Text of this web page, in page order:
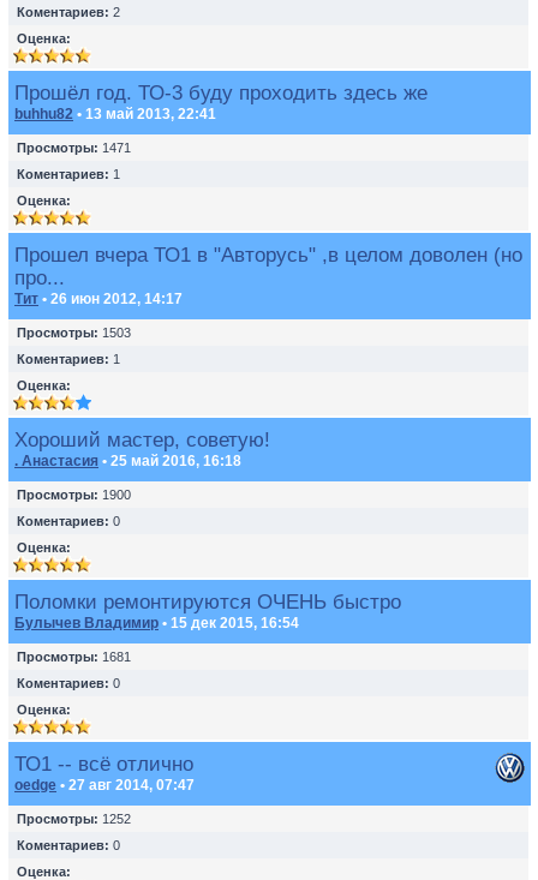
Коментариев: 2
Оценка:
Прошёл год. ТО-3 буду проходить здесь же
buhhu82 • 13 май 2013, 22:41
Просмотры: 1471
Коментариев: 1
Оценка:
Прошел вчера ТО1 в "Авторусь" ,в целом доволен (но
про...
Тит • 26 июн 2012, 14:17
Просмотры: 1503
Коментариев: 1
Оценка:
Хороший мастер, советую!
. Анастасия • 25 май 2016, 16:18
Просмотры: 1900
Коментариев: 0
Оценка:
Поломки ремонтируются ОЧЕНЬ быстро
Булычев Владимир • 15 дек 2015, 16:54
Просмотры: 1681
Коментариев: 0
Оценка:
ТО1 -- всё отлично
oedge • 27 авг 2014, 07:47
Просмотры: 1252
Коментариев: 0
Оценка: